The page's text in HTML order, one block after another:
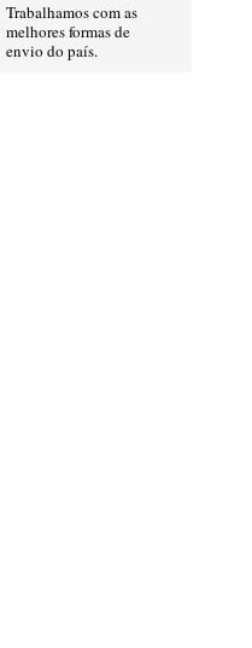
Trabalhamos com as
melhores formas de
envio do país.